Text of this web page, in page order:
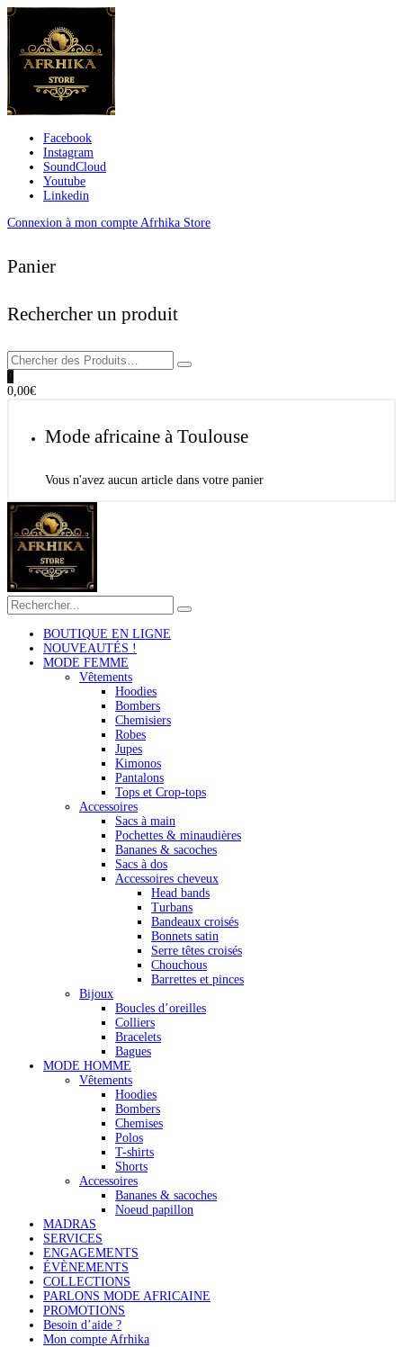
Facebook
Instagram
SoundCloud
Youtube
Linkedin
Connexion à mon compte Afrhika Store
Panier
Rechercher un produit
0,00€
Mode africaine à Toulouse
Vous n'avez aucun article dans votre panier
BOUTIQUE EN LIGNE
NOUVEAUTÉS !
MODE FEMME
Vêtements
Hoodies
Bombers
Chemisiers
Robes
Jupes
Kimonos
Pantalons
Tops et Crop-tops
Accessoires
Sacs à main
Pochettes & minaudières
Bananes & sacoches
Sacs à dos
Accessoires cheveux
Head bands
Turbans
Bandeaux croisés
Bonnets satin
Serre têtes croisés
Chouchous
Barrettes et pinces
Bijoux
Boucles d’oreilles
Colliers
Bracelets
Bagues
MODE HOMME
Vêtements
Hoodies
Bombers
Chemises
Polos
T-shirts
Shorts
Accessoires
Bananes & sacoches
Noeud papillon
MADRAS
SERVICES
ENGAGEMENTS
ÉVÈNEMENTS
COLLECTIONS
PARLONS MODE AFRICAINE
PROMOTIONS
Besoin d’aide ?
Mon compte Afrhika